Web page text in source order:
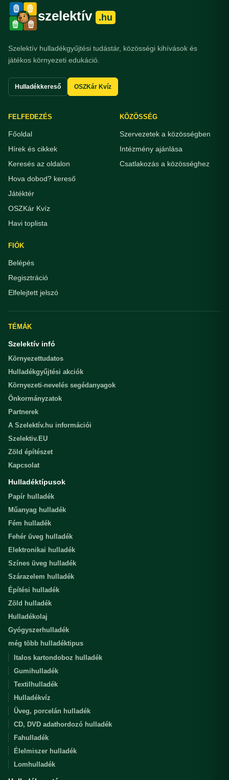
szelektív .hu
Szelektív hulladékgyűjtési tudástár, közösségi kihívások és
játékos környezeti edukáció.
Hulladékkereső OSZKár Kvíz
FELFEDEZÉS
Főoldal
Hírek és cikkek
Keresés az oldalon
Hova dobod? kereső
Játéktér
OSZKár Kvíz
Havi toplista
KÖZÖSSÉG
Szervezetek a közösségben
Intézmény ajánlása
Csatlakozás a közösséghez
FIÓK
Belépés
Regisztráció
Elfelejtett jelszó
TÉMÁK
Szelektív infó
Környezettudatos
Hulladékgyűjtési akciók
Környezeti-nevelés segédanyagok
Önkormányzatok
Partnerek
A Szelektív.hu információi
Szelektiv.EU
Zöld építészet
Kapcsolat
Hulladéktípusok
Papír hulladék
Műanyag hulladék
Fém hulladék
Fehér üveg hulladék
Elektronikai hulladék
Színes üveg hulladék
Szárazelem hulladék
Építési hulladék
Zöld hulladék
Hulladékolaj
Gyógyszerhulladék
még több hulladéktipus
Italos kartondoboz hulladék
Gumihulladék
Textilhulladék
Hulladékvíz
Üveg, porcelán hulladék
CD, DVD adathordozó hulladék
Fahulladék
Élelmiszer hulladék
Lomhulladék